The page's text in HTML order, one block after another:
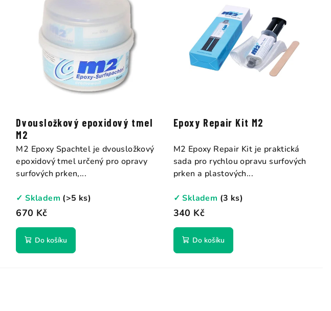
Dvousložkový epoxidový tmel
M2
670 Kč
✓ Skladem (>5 ks)
Do košíku
M2 Epoxy Spachtel je dvousložkový
epoxidový tmel určený pro opravy
surfových prken,...
Epoxy Repair Kit M2
340 Kč
✓ Skladem (3 ks)
Do košíku
M2 Epoxy Repair Kit je praktická
sada pro rychlou opravu surfových
prken a plastových...